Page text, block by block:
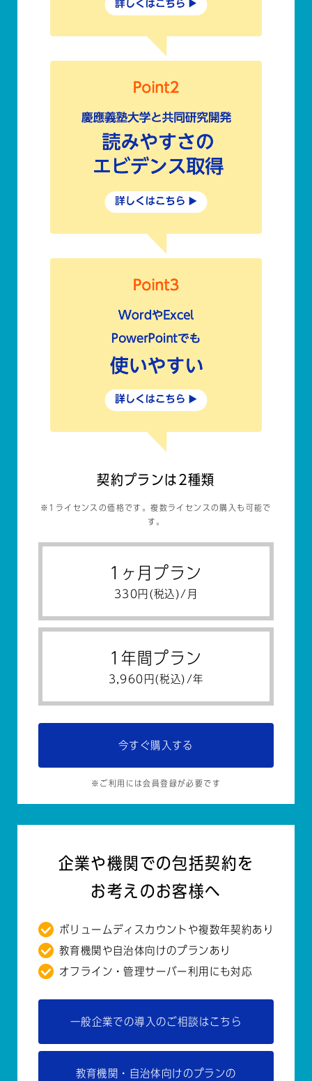
契約プランは2種類
※1ライセンスの価格です。複数ライセンスの購入も可能で
す。
1ヶ月プラン
330円(税込)/月
1年間プラン
3,960円(税込)/年
今すぐ購入する
※ご利用には会員登録が必要です
企業や機関での包括契約を
お考えのお客様へ
ボリュームディスカウントや複数年契約あり
教育機関や自治体向けのプランあり
オフライン・管理サーバー利用にも対応
一般企業での導入のご相談はこちら
教育機関・自治体向けのプランの